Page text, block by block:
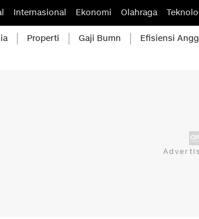
Internasional Ekonomi Olahraga
Properti Gaji Bumn Efisiensi